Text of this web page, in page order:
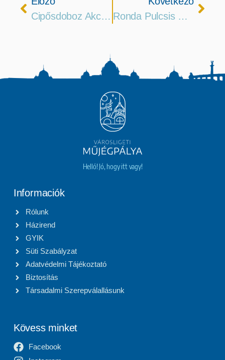
Cipősdoboz Akció 2024
Ronda Pulcsis Korcsolyázás
Helló! Jó, hogy itt vagy!
Informaciók
Rólunk
Házirend
GYIK
Süti Szabályzat
Adatvédelmi Tájékoztató
Biztosítás
Társadalmi Szerepválallásunk
Kövess minket
Facebook